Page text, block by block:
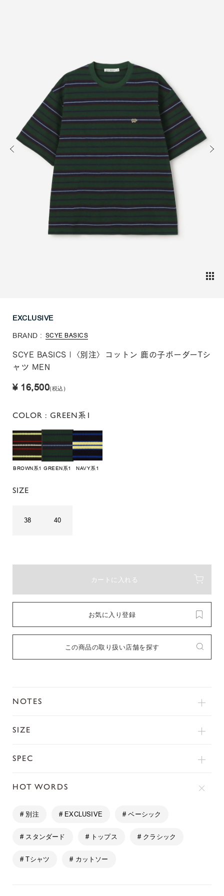
EXCLUSIVE
BRAND : SCYE BASICS
SCYE BASICS |〈別注〉コットン 鹿の子ボーダーTシ
ャツ MEN
¥ 16,500(税込)
COLOR : GREEN系1
BROWN系1 GREEN系1 NAVY系1
SIZE
38 40
カートに入れる
お気に入り登録
この商品の取り扱い店舗を探す
NOTES
SIZE
SPEC
HOT WORDS
# 別注 # EXCLUSIVE # ベーシック
# スタンダード # トップス # クラシック
# Tシャツ # カットソー